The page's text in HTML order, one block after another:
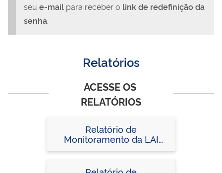
seu e-mail para receber o link de redefinição da
senha.
Relatórios
ACESSE OS
RELATÓRIOS
Relatório de
Monitoramento da LAI
2024